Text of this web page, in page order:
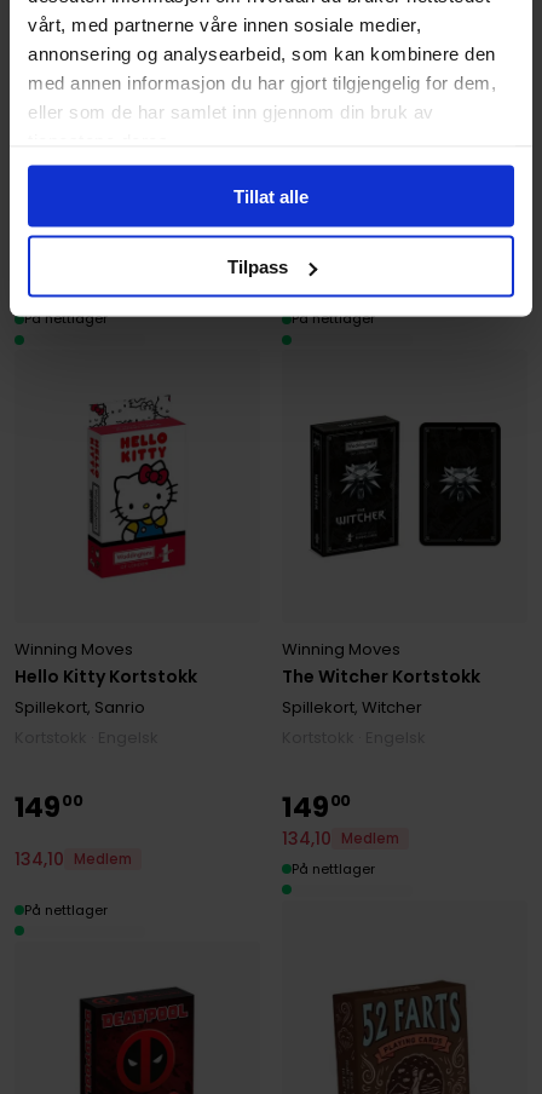
vårt, med partnerne våre innen sosiale medier,
annonsering og analysearbeid, som kan kombinere den
med annen informasjon du har gjort tilgjengelig for dem,
eller som de har samlet inn gjennom din bruk av
Tillat alle
Tilpass
Fantastic Four Deluxe
Kortstokk
Theory11
Demon Slayer Kortstokk
ABYstyle
Hello Kitty Kortstokk
Winning Moves
Spillekort, Sanrio
134,10
På nettlager
The Witcher Kortstokk
Winning Moves
Spillekort, Witcher
149
134,10
På nettlager
14900
134,10 Medlem
På nettlager
14900
134,10
Medlem
På nettlager